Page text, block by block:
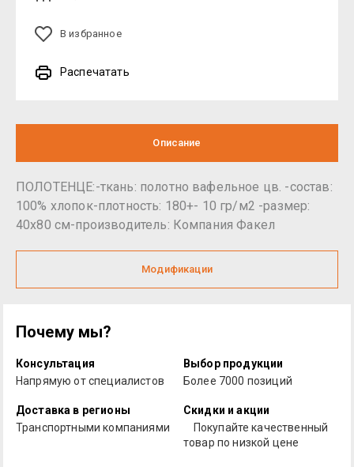
В избранное
Распечатать
Описание
ПОЛОТЕНЦЕ:-ткань: полотно вафельное цв. -состав:
100% хлопок-плотность: 180+- 10 гр/м2 -размер:
40х80 см-производитель: Компания Факел
Модификации
Почему мы?
Консультация
Напрямую от специалистов
Выбор продукции
Более 7000 позиций
Доставка в регионы
Транспортными компаниями
Скидки и акции
Покупайте качественный
товар по низкой цене